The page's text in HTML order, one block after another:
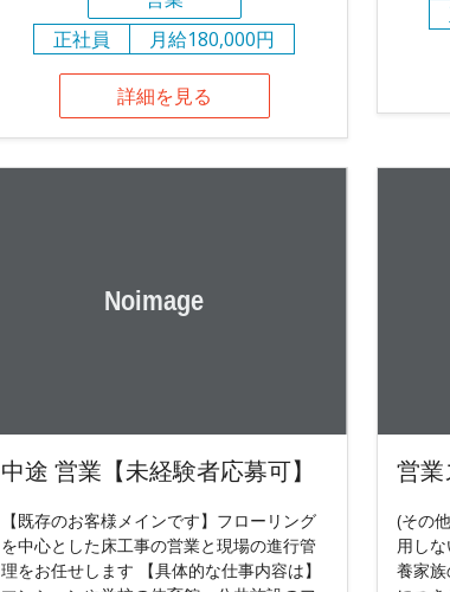
正社員
月給180,000円
詳細を見る
中途 営業【未経験者応募可】
【既存のお客様メインです】フローリング
を中心とした床工事の営業と現場の進行管
理をお任せします 【具体的な仕事内容は】
営業
(その
用し
養家